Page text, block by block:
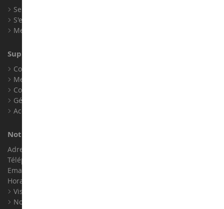
Se connecter
S'enregistrer
Mes points de fidélité
Support client
Conditions générales de ventes
Mentions légales
Contact
Gérer les cookies
Accessibilité : non conforme
Notre magasin de miniatures
Adresse : ZA LE Chemin, 61800 Montsecret
Téléphone :
Email :
Horaires : Du lundi au Samedi / 9h-18h
Visite virtuelle
Nos expositions